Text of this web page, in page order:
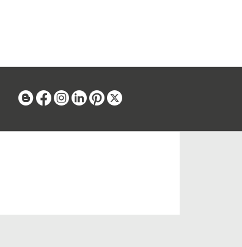
BlogFacebook
Instagram
LinkedinPinterest